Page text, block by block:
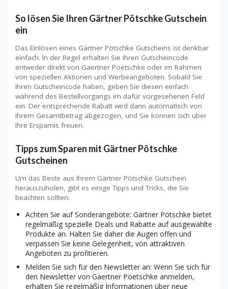
So lösen Sie Ihren Gärtner Pötschke Gutschein
ein
Das Einlösen eines Gärtner Pötschke Gutscheins ist denkbar
einfach. In der Regel erhalten Sie Ihren Gutscheincode
entweder direkt von Gaertner Poetschke oder im Rahmen
von speziellen Aktionen und Werbeangeboten. Sobald Sie
Ihren Gutscheincode haben, geben Sie diesen einfach
während des Bestellvorgangs im dafür vorgesehenen Feld
ein. Der entsprechende Rabatt wird dann automatisch von
Ihrem Gesamtbetrag abgezogen, und Sie können sich über
Ihre Ersparnis freuen.
Tipps zum Sparen mit Gärtner Pötschke
Gutscheinen
Um das Beste aus Ihrem Gärtner Pötschke Gutschein
herauszuholen, gibt es einige Tipps und Tricks, die Sie
beachten sollten:
Achten Sie auf Sonderangebote: Gärtner Pötschke bietet
regelmäßig spezielle Deals und Rabatte auf ausgewählte
Produkte an. Halten Sie daher die Augen offen und
verpassen Sie keine Gelegenheit, von attraktiven
Angeboten zu profitieren.
Melden Sie sich für den Newsletter an: Wenn Sie sich für
den Newsletter von Gaertner Poetschke anmelden,
erhalten Sie regelmäßig Informationen über neue